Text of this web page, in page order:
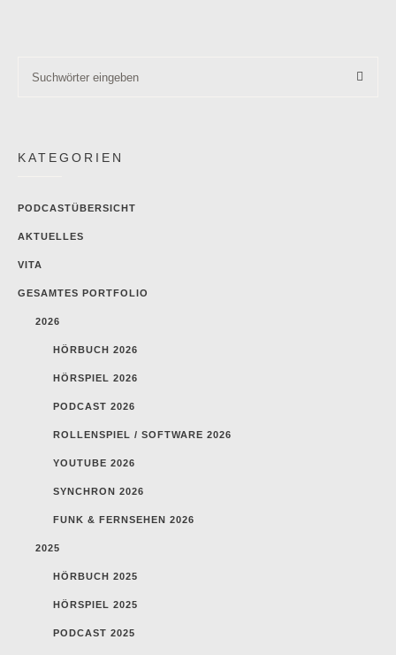
KATEGORIEN
PODCASTÜBERSICHT
AKTUELLES
VITA
GESAMTES PORTFOLIO
2026
HÖRBUCH 2026
HÖRSPIEL 2026
PODCAST 2026
ROLLENSPIEL / SOFTWARE 2026
YOUTUBE 2026
SYNCHRON 2026
FUNK & FERNSEHEN 2026
2025
HÖRBUCH 2025
HÖRSPIEL 2025
PODCAST 2025